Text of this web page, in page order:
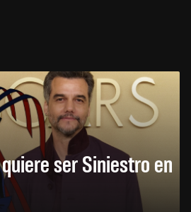
ser Siniestro en